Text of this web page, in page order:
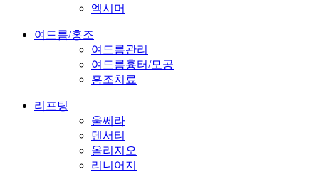
엑시머
여드름/홍조
여드름관리
여드름흉터/모공
홍조치료
리프팅
울쎄라
덴서티
올리지오
리니어지